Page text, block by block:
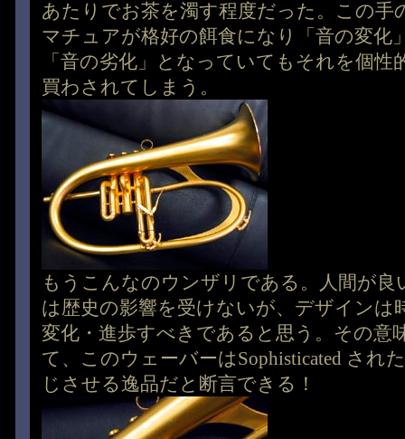
あたりでお茶を濁す程度だった。この手
マチュアが格好の餌食になり「音の変化
「音の劣化」となっていてもそれを個性
買わされてしまう。
もうこんなのウンザリである。人間が良
は歴史の影響を受けないが、デザインは
変化・進歩すべきであると思う。その意
て、このウェーバーはSophisticated され
じさせる逸品だと断言できる！